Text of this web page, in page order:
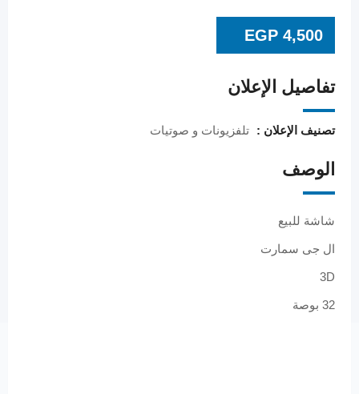
EGP 4,500
تفاصيل الإعلان
تصنيف الإعلان : تلفزيونات و صوتيات
الوصف
شاشة للبيع
ال جى سمارت
3D
32 بوصة